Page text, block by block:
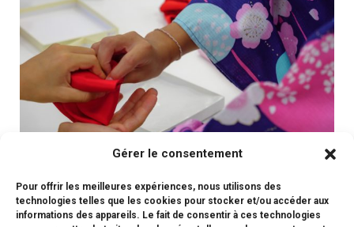
Gérer le consentement
Pour offrir les meilleures expériences, nous utilisons des
technologies telles que les cookies pour stocker et/ou accéder aux
informations des appareils. Le fait de consentir à ces technologies